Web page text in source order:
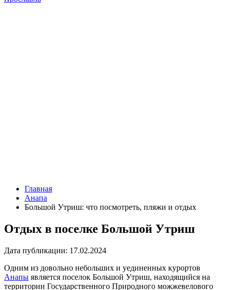
Главная
Анапа
Большой Утриш: что посмотреть, пляжи и отдых
Отдых в поселке Большой Утриш
Дата публикации: 17.02.2024
Одним из довольно небольших и уединенных курортов
Анапы является поселок Большой Утриш, находящийся на
территории Государственного Природного можжевелового